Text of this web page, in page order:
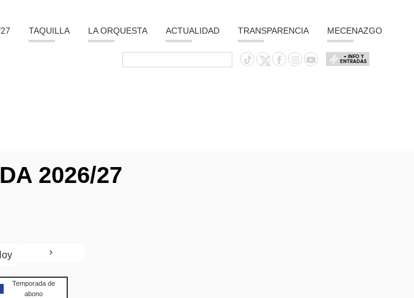
TAQUILLA LA ORQUESTA ACTUALIDAD TRANSPARENCIA MECENAZGO
+ INFO Y
ENTRADAS
2026/27
Temporada de
abono